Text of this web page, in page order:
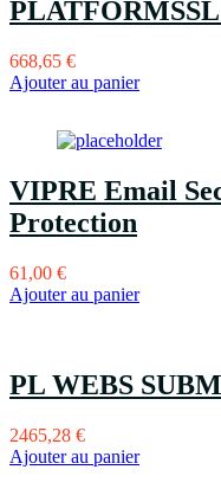
PLATFORMSSL
668,65 €
Ajouter au panier
VIPRE Email
Protection
61,00 €
Ajouter au panier
PL WEBS
2465,28 €
Ajouter au panier